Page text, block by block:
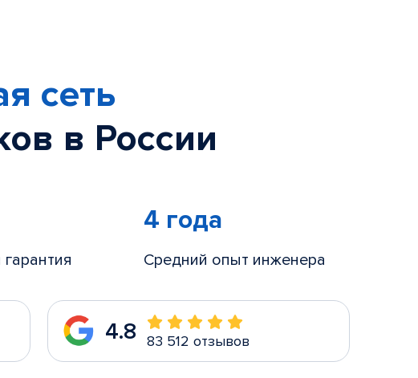
сеть
в России
4 года
Средний опыт инженера
4.8 83 512 отзывов